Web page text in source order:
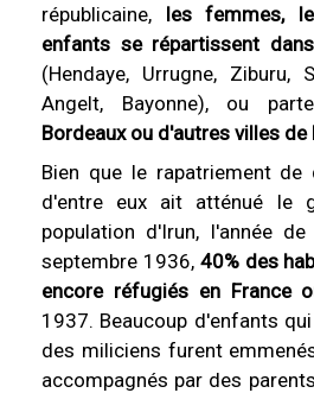
républicaine, les femmes,
enfants se répartissent
(Hendaye, Urrugne, Ziburu,
Angelt, Bayonne), ou
Bordeaux ou d'autres villes de
Bien que le rapatriement de
d'entre eux ait atténué le
population d'Irun, l'année
septembre 1936, 40% des
encore réfugiés en France
1937. Beaucoup d'enfants
des miliciens furent
accompagnés par des